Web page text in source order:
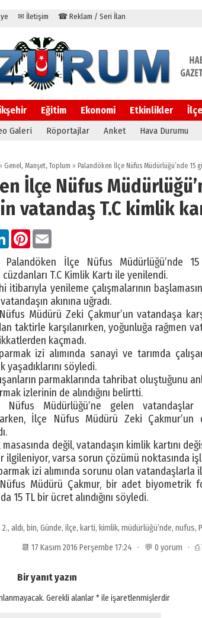
✉ İletişim ☎ Reklam / Seri İlan
Eğitim Ekonomi Etkinlikler
Galeri Röportajlar Anket Hava Durumu
Genel, Manşet,Toplum »Palandöken İlçe Nüfus Müdürlüğü’nde 15
İlçe Nüfus
vatandaş T.C kimlik
LinkedInPinterest
Palandöken İlçe Nüfus Müdürlüğü’nde
T.C Kimlik Kartı ile yenilendi.
itibarıyla yenileme çalışmalarının
akınına uğradı.
Müdürü Zeki Çakmur’un vatandaşa
taktirle karşılanırken, yoğunluğa rağmen
kaçmadı.
izi alımında sanayi ve tarımda
yaşadıklarını söyledi.
parmaklarında tahribat oluştuğunu
izlerinin de alındığını belirtti.
Nüfus Müdürlüğü’ne gelen vatandaşlar
İlçe Nüfus Müdürü Zeki Çakmur’un
değil, vatandaşın kimlik kartını
ilgileniyor, varsa sorun çözümü noktasında
izi alımında sorunu olan vatandaşlarla
Müdürü Çakmur, bir adet biyometrik
15 TL bir ücret alındığını söyledi.
2., aldı, bin, Günde, ilçe, karti, kimlik, müdürlüğü’nde, nufus,
📆 17 Kasım 2016 Perşembe 17:24 · 💬 0 yorum · ⎙
Bir yanıt yazın
Gerekli alanlar*ile işaretlenmişlerdir